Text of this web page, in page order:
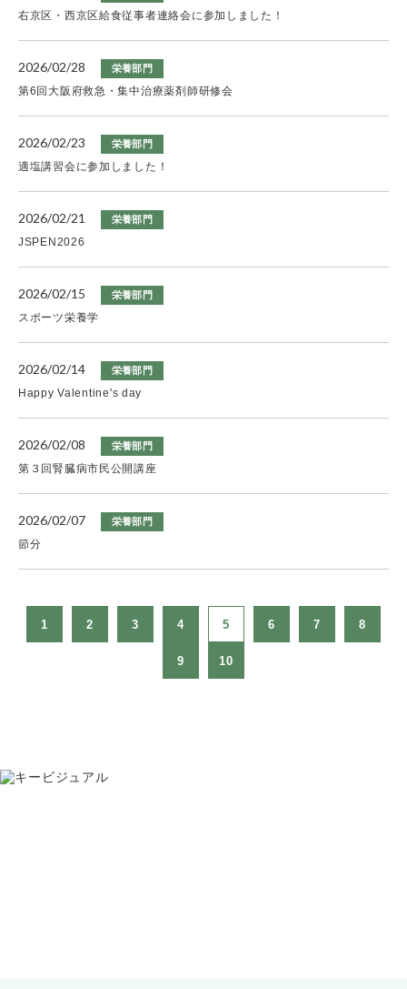
右京区・西京区給食従事者連絡会に参加しました！
2026/02/28 栄養部門
第6回大阪府救急・集中治療薬剤師研修会
2026/02/23 栄養部門
適塩講習会に参加しました！
2026/02/21 栄養部門
JSPEN2026
2026/02/15 栄養部門
スポーツ栄養学
2026/02/14 栄養部門
Happy Valentine's day
2026/02/08 栄養部門
第３回腎臓病市民公開講座
2026/02/07 栄養部門
節分
1 2 3 4 5 6 7 8
9 10